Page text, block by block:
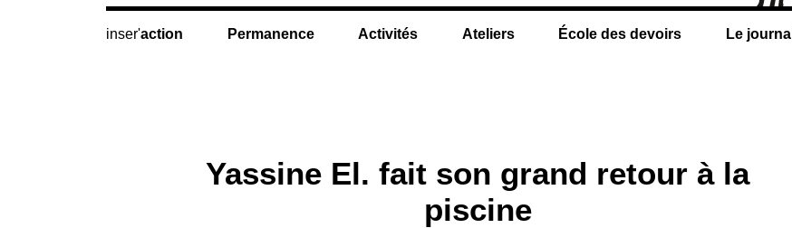
action Permanence Activités Ateliers École des devoirs Le journal
Yassine El. fait son grand retour à la
piscine